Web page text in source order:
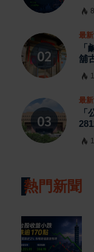
8
最
舖
最
熱門新聞